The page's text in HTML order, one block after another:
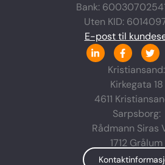
Bank:
Uten KID:
E-post til
L
i
n
d
i
i
F
a
c
e
b
o
o
k
-
f
T
w
i
t
t
r
Kristiansand:
Kirkegata 18
4611
Sarpsborg:
Rådmann Siras
1712 Grålum